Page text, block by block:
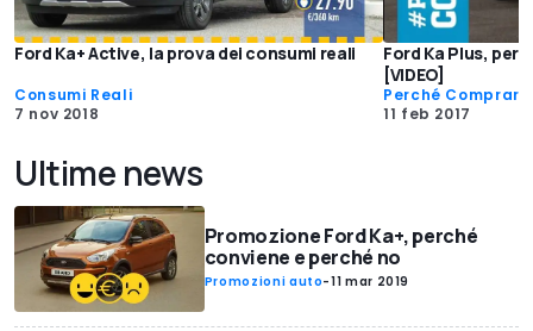
Ford Ka+ Active, la prova dei consumi reali
Consumi Reali
7 nov 2018
Ford Ka Plus,
[VIDEO]
Perché
11 feb 2017
Ultime news
Promozione Ford Ka+, perché
conviene e perché no
Promozioni auto-11 mar 2019